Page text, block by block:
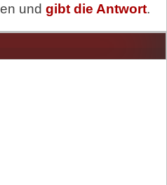
und gibt die Antwort.